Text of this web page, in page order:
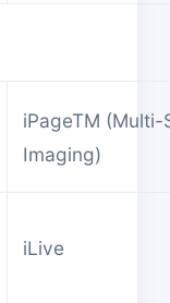
iPageTM (Multi-
Imaging)
iLive